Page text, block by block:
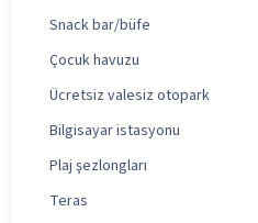
Snack bar/büfe
Çocuk havuzu
Ücretsiz valesiz otopark
Bilgisayar istasyonu
Plaj şezlongları
Teras